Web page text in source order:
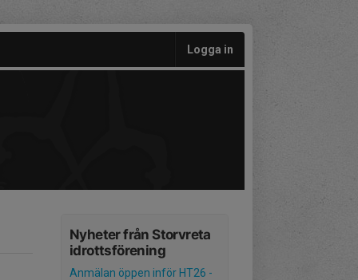
Logga in
Nyheter från Storvreta
idrottsförening
Anmälan öppen inför HT26 -